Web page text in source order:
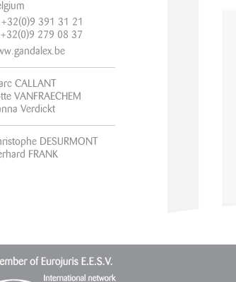
+32(0)9 391 31 21
+32(0)9 279 08 37
CALLANT
VANFRAECHEM
Verdickt
DESURMONT
FRANK